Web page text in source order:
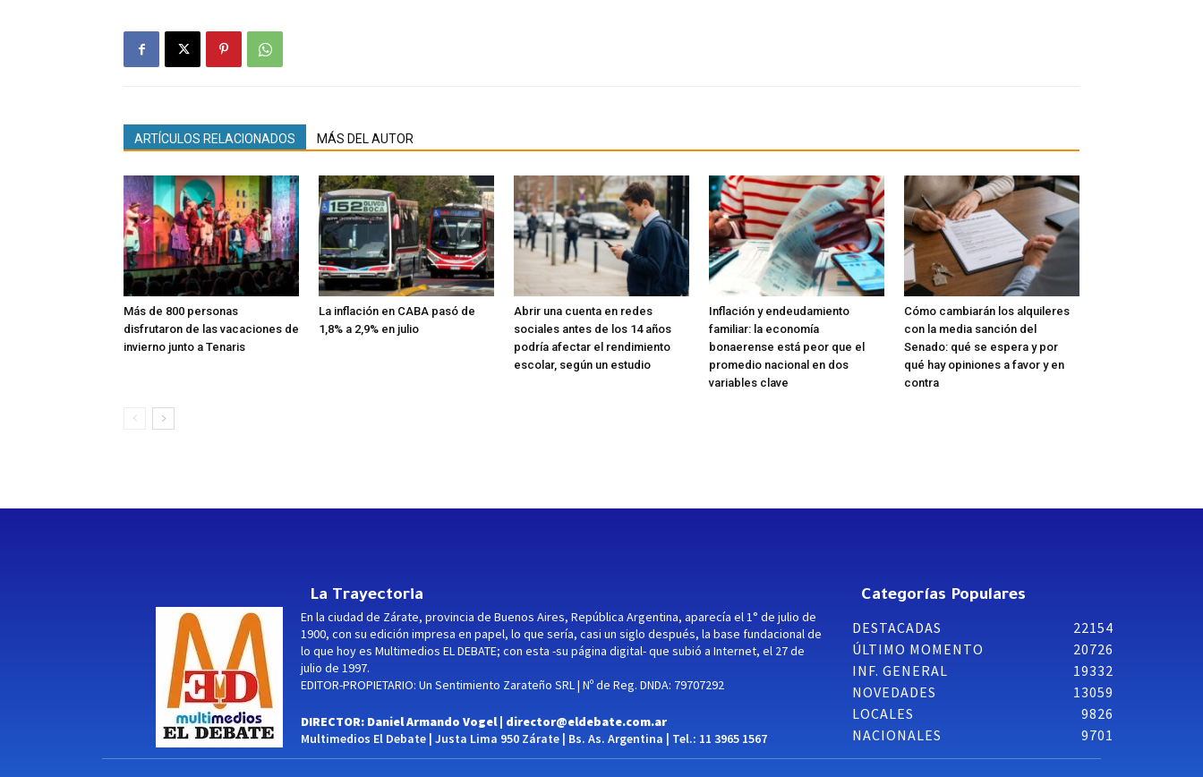
ARTÍCULOS RELACIONADOS MÁS DEL AUTOR
Más de 800 personas
disfrutaron de las vacaciones de
invierno junto a Tenaris
La inflación en CABA pasó de
1,8% a 2,9% en julio
Abrir una cuenta en redes
sociales antes de los 14 años
podría afectar el rendimiento
escolar, según un estudio
Inflación y endeudamiento
familiar: la economía
bonaerense está peor que el
promedio nacional en dos
variables clave
Cómo cambiarán los alquileres
con la media sanción del
Senado: qué se espera y por
qué hay opiniones a favor y en
contra
La Trayectoria
En la ciudad de Zárate, provincia de Buenos Aires, República Argentina, aparecía el 1° de julio de
1900, con su edición impresa en papel, lo que sería, casi un siglo después, la base fundacional de
lo que hoy es Multimedios EL DEBATE; con esta -su página digital- que subió a Internet, el 27 de
julio de 1997.
EDITOR-PROPIETARIO: Un Sentimiento Zarateño SRL | Nº de Reg. DNDA: 79707292
DIRECTOR: Daniel Armando Vogel | director@eldebate.com.ar
Multimedios El Debate | Justa Lima 950 Zárate | Bs. As. Argentina | Tel.: 11 3965 1567
Categorías Populares
DESTACADAS
22154
ÚLTIMO MOMENTO
20726
INF. GENERAL
19332
NOVEDADES
13059
LOCALES
9826
NACIONALES
9701